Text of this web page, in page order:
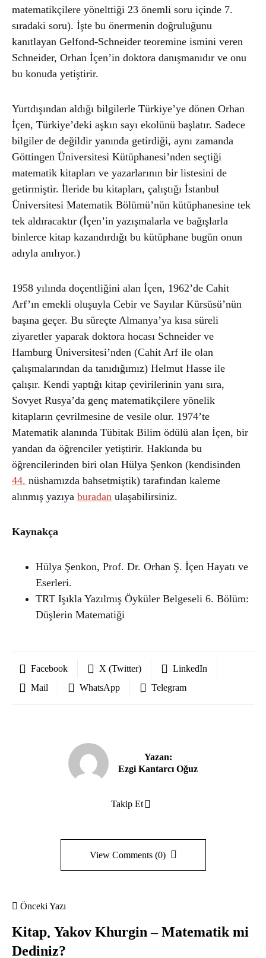
matematikçilere yönelttiği 23 önemli soru içinde 7.
sıradaki soru). İşte bu önermenin doğruluğunu
kanıtlayan Gelfond-Schneider teoremine ismini veren
Schneider, Orhan İçen’in doktora danışmanıdır ve onu
bu konuda yetiştirir.
Yurtdışından aldığı bilgilerle Türkiye’ye dönen Orhan
İçen, Türkiye’deki aşkın sayı ekolünü başlatır. Sadece
bilgiler de değildir yanında getirdiği, aynı zamanda
Göttingen Üniversitesi Kütüphanesi’nden seçtiği
matematik kitapları ve yazarlarının bir listesini de
getirmiştir. İleride bu kitapları, çalıştığı İstanbul
Üniversitesi Matematik Bölümü’nün kütüphanesine tek
tek aldıracaktır (İçen’in yazışmalarla ve bağışlarla
binlerce kitap kazandırdığı bu kütüphane bugün onun
adıyla anılıyor.)
1958 yılında doçentliğini alan İçen, 1962’de Cahit
Arf’ın emekli oluşuyla Cebir ve Sayılar Kürsüsü’nün
başına geçer. Bu süreçte Almanya’ya kısa süreli
ziyaretler yaparak doktora hocası Schneider ve
Hamburg Üniversitesi’nden (Cahit Arf ile olan
çalışmalarından da tanıdığımız) Helmut Hasse ile
çalışır. Kendi yaptığı kitap çevirilerinin yanı sıra,
Sovyet Rusya’da genç matematikçilere yönelik
kitapların çevrilmesine de vesile olur. 1974’te
Matematik alanında Tübitak Bilim ödülü alan İçen, bir
yandan da öğrenciler yetiştirir. Hakkında bu
öğrencilerinden biri olan Hülya Şenkon (kendisinden
44. nüshamızda bahsetmiştik) tarafından kaleme
alınmış yazıya buradan ulaşabilirsiniz.
Kaynakça
Hülya Şenkon, Prof. Dr. Orhan Ş. İçen Hayatı ve
Eserleri.
TRT Işıkla Yazılmış Öyküler Belgeseli 6. Bölüm:
Düşlerin Matematiği
Facebook X (Twitter)
LinkedIn
Mail
WhatsApp Telegram
Yazan:
Ezgi Kantarcı Oğuz
Takip Et
View Comments (0)
Önceki Yazı
Kitap Yakov Khurgin – Matematik mi
Dediniz?